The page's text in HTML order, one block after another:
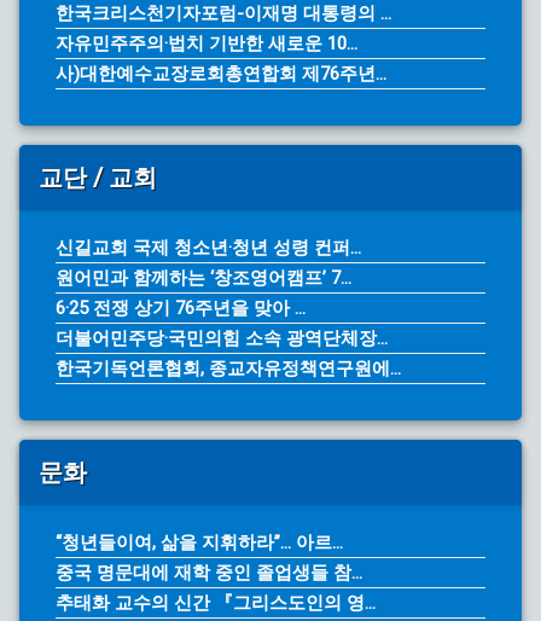
한국크리스천기자포럼-이재명 대통령의 ...
자유민주주의·법치 기반한 새로운 10...
사)대한예수교장로회총연합회 제76주년...
교단 / 교회
신길교회 국제 청소년·청년 성령 컨퍼...
원어민과 함께하는 ‘창조영어캠프’ 7...
6·25 전쟁 상기 76주년을 맞아 ...
더불어민주당·국민의힘 소속 광역단체장...
한국기독언론협회, 종교자유정책연구원에...
문화
“청년들이여, 삶을 지휘하라”… 아르...
중국 명문대에 재학 중인 졸업생들 참...
추태화 교수의 신간 『그리스도인의 영...